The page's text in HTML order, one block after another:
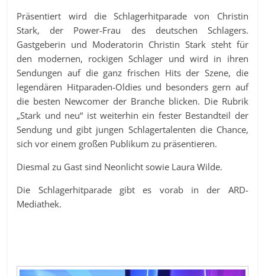
Präsentiert wird die Schlagerhitparade von Christin
Stark, der Power-Frau des deutschen Schlagers.
Gastgeberin und Moderatorin Christin Stark steht für
den modernen, rockigen Schlager und wird in ihren
Sendungen auf die ganz frischen Hits der Szene, die
legendären Hitparaden-Oldies und besonders gern auf
die besten Newcomer der Branche blicken. Die Rubrik
„Stark und neu“ ist weiterhin ein fester Bestandteil der
Sendung und gibt jungen Schlagertalenten die Chance,
sich vor einem großen Publikum zu präsentieren.
Diesmal zu Gast sind Neonlicht sowie Laura Wilde.
Die Schlagerhitparade gibt es vorab in der ARD-
Mediathek.